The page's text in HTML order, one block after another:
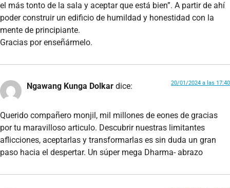
el más tonto de la sala y aceptar que está bien”. A partir de ahí
poder construir un edificio de humildad y honestidad con la
mente de principiante.
Gracias por enseñármelo.
Ngawang Kunga Dolkar dice: 20/01/2024 a las 17:40
Querido compañero monjil, mil millones de eones de gracias
por tu maravilloso articulo. Descubrir nuestras limitantes
aflicciones, aceptarlas y transformarlas es sin duda un gran
paso hacia el despertar. Un súper mega Dharma- abrazo